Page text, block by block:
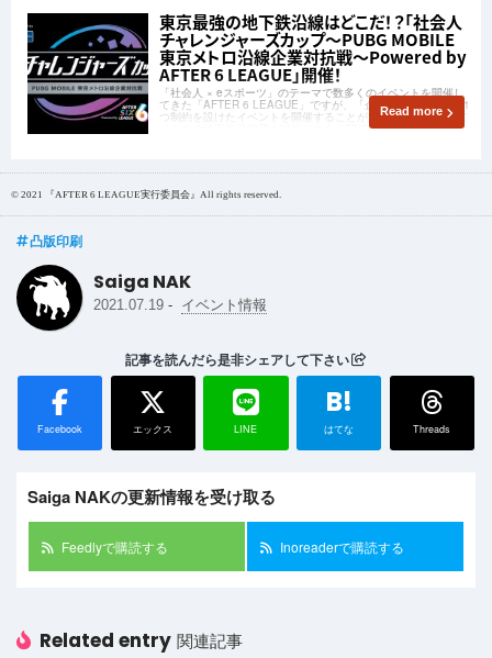
東京最強の地下鉄沿線はどこだ！？「社会人
チャレンジャーズカップ～PUBG MOBILE
東京メトロ沿線企業対抗戦～Powered by
AFTER 6 LEAGUE」開催！
「社会人 × eスポーツ」のテーマで数多くのイベントを開催し
てきた「AFTER 6 LEAGUE」ですが、「企業チーム」にもう1
つ制約を設けたイベントを開催することが決定しました。東京
メトロの地下鉄沿線同士対抗の大会が開催されます！
Read more
© 2021 『AFTER 6 LEAGUE実行委員会』All rights reserved.
凸版印刷
Saiga NAK
2021.07.19 - イベント情報
記事を読んだら是非シェアして下さい
Facebook エックス LINE
B!
はてな Threads
Saiga NAKの更新情報を受け取る
Feedlyで購読する Inoreaderで購読する
Related entry 関連記事